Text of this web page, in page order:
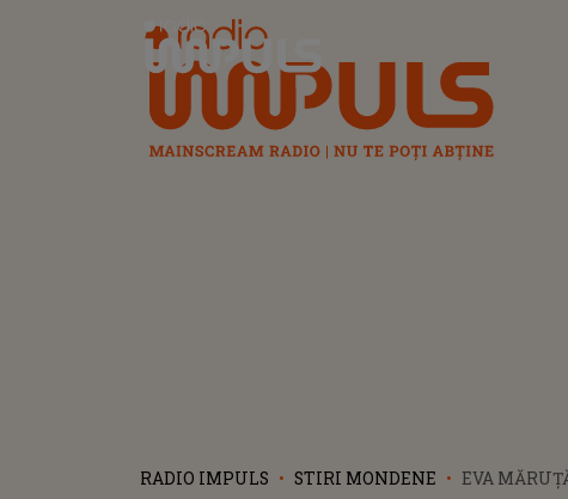
Radio Impuls
RADIO IMPULS STIRI MONDENE
EVA